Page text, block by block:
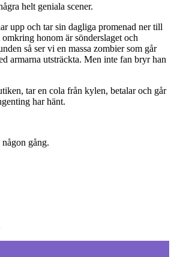
helt geniala scener.
upp och tar sin dagliga promenad ner till
honom är sönderslaget och
så ser vi en massa zombier som går
armarna utsträckta. Men inte fan bryr han
tar en cola från kylen, betalar och går
har hänt.
gång.